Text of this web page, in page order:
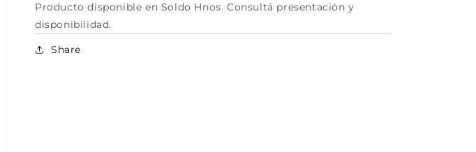
Producto disponible en Soldo Hnos. Consultá presentación y
disponibilidad.
Share